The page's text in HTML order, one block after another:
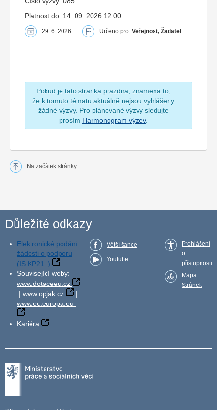
Platnost do: 14. 09. 2026 12:00
29. 6. 2026 Určeno pro: Veřejnost, Žadatel
Pokud je tato stránka prázdná, znamená to,
že k tomuto tématu aktuálně nejsou vyhlášeny
žádné výzvy. Pro plánované výzvy sledujte
prosím Harmonogram výzev.
Na začátek stránky
Důležité odkazy
Elektronické podání
žádosti o podporu
(IS KP21+)
Související weby:
www.dotaceeu.cz
| www.opjak.cz
|
www.ec.europa.eu
Kariéra
Větší šance
Youtube
Prohlášení
o
přístupnosti
Mapa
Stránek